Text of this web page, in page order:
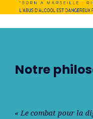
Notre
« Le combat pour la